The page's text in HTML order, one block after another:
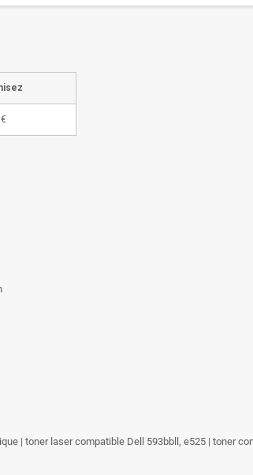
| toner laser compatible Dell 593bbll, e525 | toner